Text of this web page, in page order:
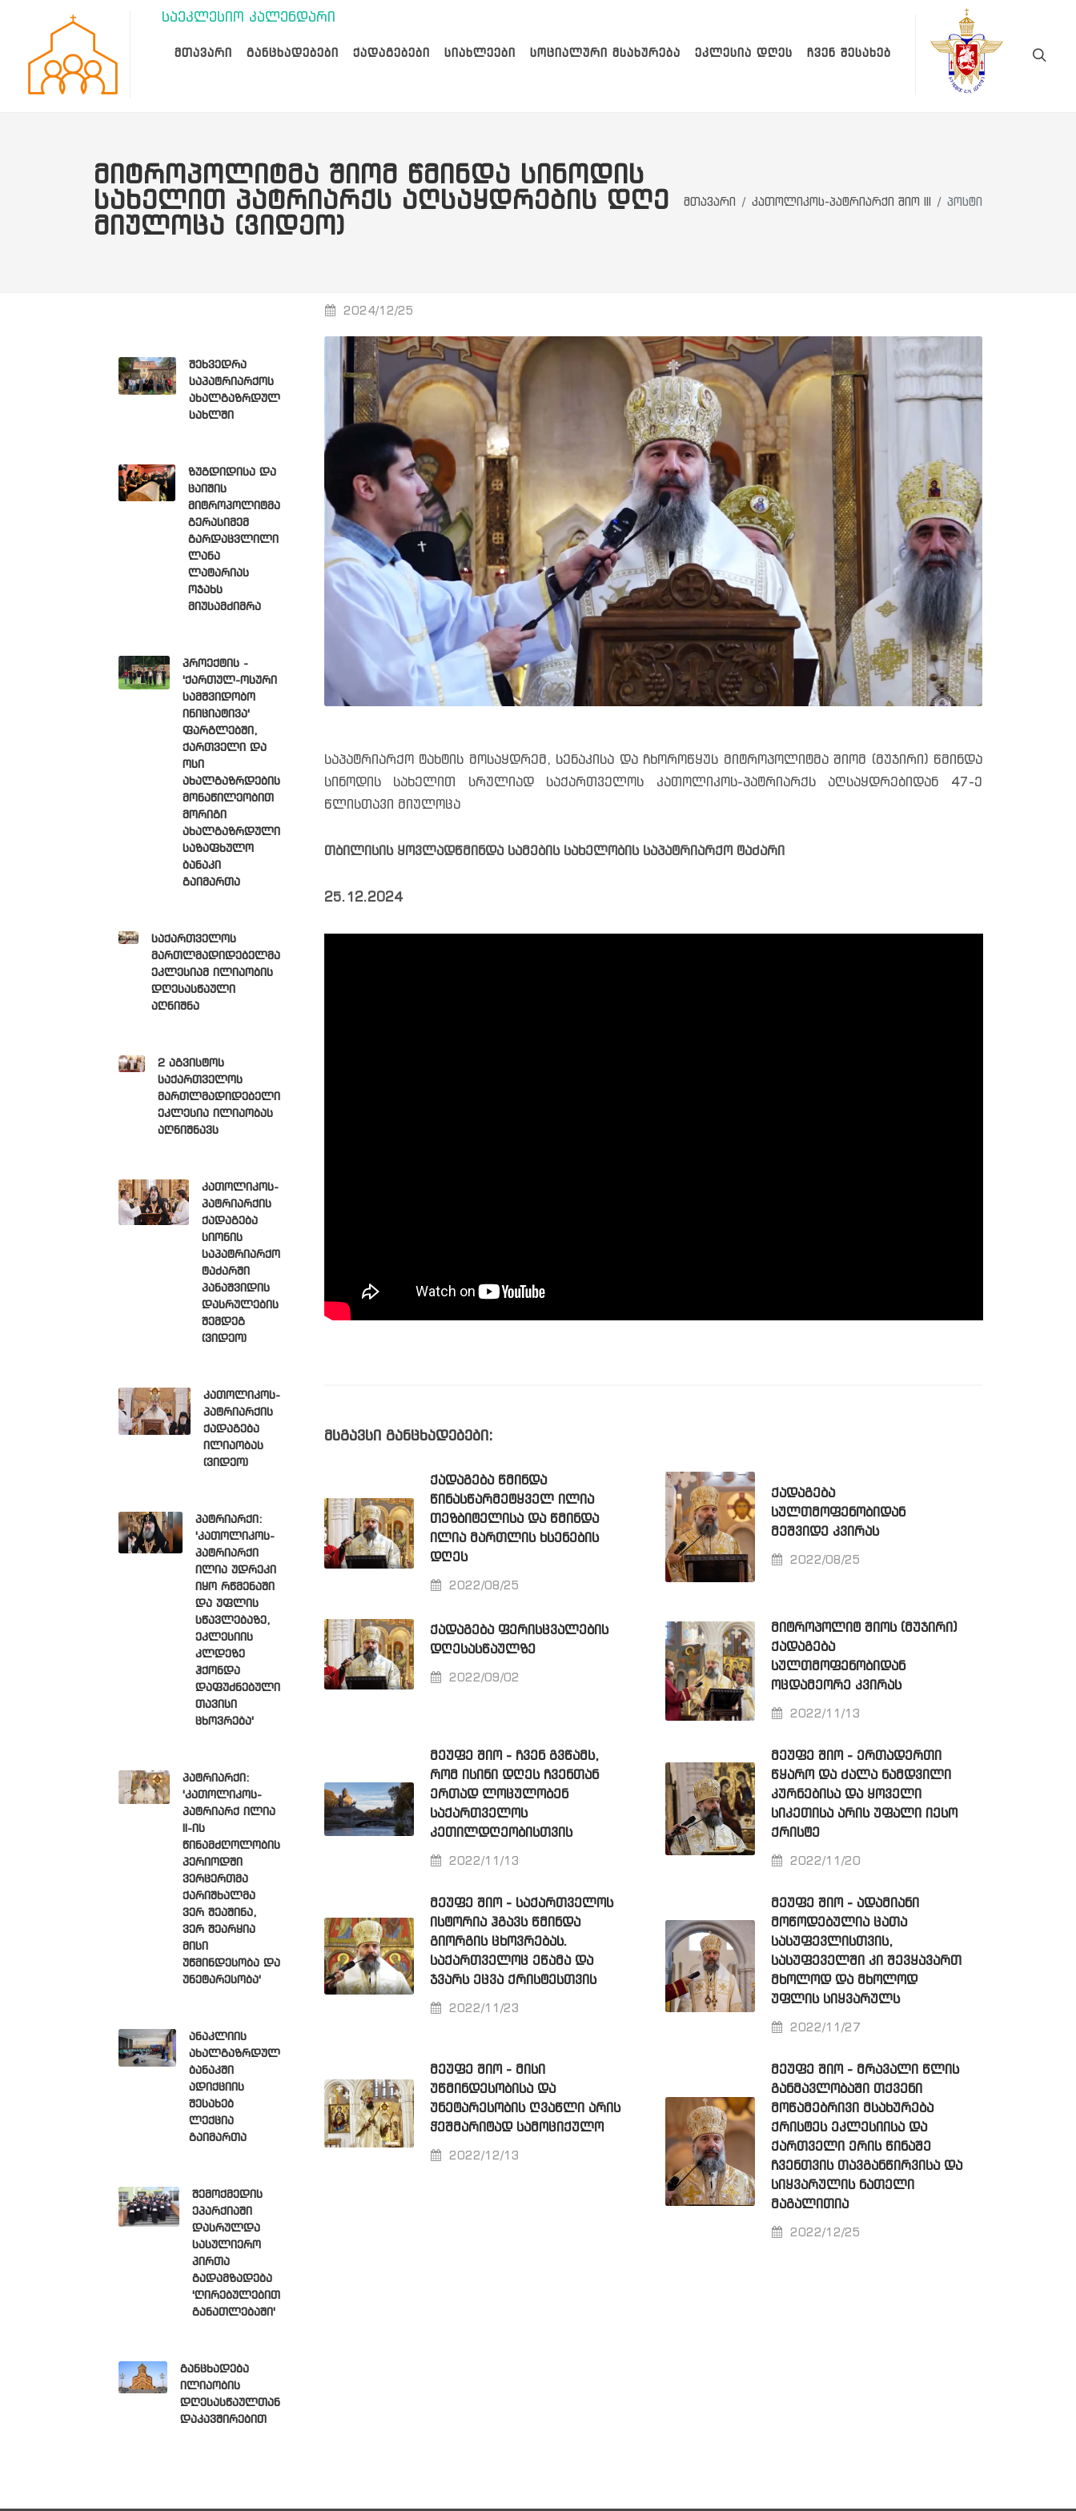
საეკლესიო კალენდარი
ᲛᲗᲐᲕᲐᲠᲘ ᲒᲐᲜᲪᲮᲐᲓᲔᲑᲔᲑᲘ ᲥᲐᲓᲐᲒᲔᲑᲔᲑᲘ ᲡᲘᲐᲮᲚᲔᲔᲑᲘ ᲡᲝᲪᲘᲐᲚᲣᲠᲘ ᲛᲡᲐᲮᲣᲠᲔᲑᲐ ᲔᲙᲚᲔᲡᲘᲐ ᲓᲦᲔᲡ ᲩᲕᲔᲜ ᲨᲔᲡᲐᲮᲔᲑ
ᲛᲘᲢᲠᲝᲞᲝᲚᲘᲢᲛᲐ ᲨᲘᲝᲛ ᲬᲛᲘᲜᲓᲐ ᲡᲘᲜᲝᲓᲘᲡ
ᲡᲐᲮᲔᲚᲘᲗ ᲞᲐᲢᲠᲘᲐᲠᲥᲡ ᲐᲦᲡᲐᲧᲓᲠᲔᲑᲘᲡ ᲓᲦᲔ
ᲛᲘᲣᲚᲝᲪᲐ (ᲕᲘᲓᲔᲝ)
მთავარი კათოლიკოს-პატრიარქი შიო III პოსტი
2024/12/25
საპატრიარქო ტახტის მოსაყდრემ, სენაკისა და ჩხოროწყუს მიტროპოლიტმა შიომ (მუჯირი) წმინდა
სინოდის სახელით სრულიად საქართველოს კათოლიკოს-პატრიარქს აღსაყდრებიდან 47-ე
წლისთავი მიულოცა
თბილისის ყოვლადწმინდა სამების სახელობის საპატრიარქო ტაძარი
25.12.2024
მსგავსი განცხადებები:
ᲥᲐᲓᲐᲒᲔᲑᲐ ᲬᲛᲘᲜᲓᲐ
ᲬᲘᲜᲐᲡᲬᲐᲠᲛᲔᲢᲧᲕᲔᲚ ᲘᲚᲘᲐ
ᲗᲔᲖᲑᲘᲢᲔᲚᲘᲡᲐ ᲓᲐ ᲬᲛᲘᲜᲓᲐ
ᲘᲚᲘᲐ ᲛᲐᲠᲗᲚᲘᲡ ᲮᲡᲔᲜᲔᲑᲘᲡ
ᲓᲦᲔᲡ
2022/08/25
ᲥᲐᲓᲐᲒᲔᲑᲐ
ᲡᲣᲚᲗᲛᲝᲤᲔᲜᲝᲑᲘᲓᲐᲜ
ᲛᲔᲨᲕᲘᲓᲔ ᲙᲕᲘᲠᲐᲡ
2022/08/25
ᲥᲐᲓᲐᲒᲔᲑᲐ ᲤᲔᲠᲘᲡᲪᲕᲐᲚᲔᲑᲘᲡ
ᲓᲦᲔᲡᲐᲡᲬᲐᲣᲚᲖᲔ
2022/09/02
ᲛᲘᲢᲠᲝᲞᲝᲚᲘᲢ ᲨᲘᲝᲡ (ᲛᲣᲯᲘᲠᲘ)
ᲥᲐᲓᲐᲒᲔᲑᲐ
ᲡᲣᲚᲗᲛᲝᲤᲔᲜᲝᲑᲘᲓᲐᲜ
ᲝᲪᲓᲐᲛᲔᲝᲠᲔ ᲙᲕᲘᲠᲐᲡ
2022/11/13
ᲛᲔᲣᲤᲔ ᲨᲘᲝ - ᲩᲕᲔᲜ ᲒᲕᲬᲐᲛᲡ,
ᲠᲝᲛ ᲘᲡᲘᲜᲘ ᲓᲦᲔᲡ ᲩᲕᲔᲜᲗᲐᲜ
ᲔᲠᲗᲐᲓ ᲚᲝᲪᲣᲚᲝᲑᲔᲜ
ᲡᲐᲥᲐᲠᲗᲕᲔᲚᲝᲡ
ᲙᲔᲗᲘᲚᲓᲦᲔᲝᲑᲘᲡᲗᲕᲘᲡ
2022/11/13
ᲛᲔᲣᲤᲔ ᲨᲘᲝ - ᲔᲠᲗᲐᲓᲔᲠᲗᲘ
ᲬᲧᲐᲠᲝ ᲓᲐ ᲫᲐᲚᲐ ᲜᲐᲛᲓᲕᲘᲚᲘ
ᲙᲣᲠᲜᲔᲑᲘᲡᲐ ᲓᲐ ᲧᲝᲕᲔᲚᲘ
ᲡᲘᲙᲔᲗᲘᲡᲐ ᲐᲠᲘᲡ ᲣᲤᲐᲚᲘ ᲘᲔᲡᲝ
ᲥᲠᲘᲡᲢᲔ
2022/11/20
ᲛᲔᲣᲤᲔ ᲨᲘᲝ - ᲡᲐᲥᲐᲠᲗᲕᲔᲚᲝᲡ
ᲘᲡᲢᲝᲠᲘᲐ ᲰᲒᲐᲕᲡ ᲬᲛᲘᲜᲓᲐ
ᲒᲘᲝᲠᲒᲘᲡ ᲪᲮᲝᲕᲠᲔᲑᲐᲡ.
ᲡᲐᲥᲐᲠᲗᲕᲔᲚᲝᲪ ᲔᲬᲐᲛᲐ ᲓᲐ
ᲯᲕᲐᲠᲡ ᲔᲪᲕᲐ ᲥᲠᲘᲡᲢᲔᲡᲗᲕᲘᲡ
2022/11/23
ᲛᲔᲣᲤᲔ ᲨᲘᲝ - ᲐᲓᲐᲛᲘᲐᲜᲘ
ᲛᲝᲬᲝᲓᲔᲑᲣᲚᲘᲐ ᲪᲐᲗᲐ
ᲡᲐᲡᲣᲤᲔᲕᲚᲘᲡᲗᲕᲘᲡ,
ᲡᲐᲡᲣᲤᲔᲕᲔᲚᲨᲘ ᲙᲘ ᲨᲔᲕᲧᲐᲕᲐᲠᲗ
ᲛᲮᲝᲚᲝᲓ ᲓᲐ ᲛᲮᲝᲚᲝᲓ
ᲣᲤᲚᲘᲡ ᲡᲘᲧᲕᲐᲠᲣᲚᲡ
2022/11/27
ᲛᲔᲣᲤᲔ ᲨᲘᲝ - ᲛᲘᲡᲘ
ᲣᲬᲛᲘᲜᲓᲔᲡᲝᲑᲘᲡᲐ ᲓᲐ
ᲣᲜᲔᲢᲐᲠᲔᲡᲝᲑᲘᲡ ᲦᲕᲐᲬᲚᲘ ᲐᲠᲘᲡ
ᲭᲔᲨᲛᲐᲠᲘᲢᲐᲓ ᲡᲐᲛᲝᲪᲘᲥᲣᲚᲝ
2022/12/13
ᲛᲔᲣᲤᲔ ᲨᲘᲝ - ᲛᲠᲐᲕᲐᲚᲘ ᲬᲚᲘᲡ
ᲒᲐᲜᲛᲐᲕᲚᲝᲑᲐᲨᲘ ᲗᲥᲕᲔᲜᲘ
ᲛᲝᲬᲐᲛᲔᲑᲠᲘᲕᲘ ᲛᲡᲐᲮᲣᲠᲔᲑᲐ
ᲥᲠᲘᲡᲢᲔᲡ ᲔᲙᲚᲔᲡᲘᲘᲡᲐ ᲓᲐ
ᲥᲐᲠᲗᲕᲔᲚᲘ ᲔᲠᲘᲡ ᲬᲘᲜᲐᲨᲔ
ᲩᲕᲔᲜᲗᲕᲘᲡ ᲗᲐᲕᲒᲐᲜᲬᲘᲠᲕᲘᲡᲐ ᲓᲐ
ᲡᲘᲧᲕᲐᲠᲣᲚᲘᲡ ᲜᲐᲗᲔᲚᲘ
ᲛᲐᲒᲐᲚᲘᲗᲘᲐ
2022/12/25
შეხვედრა
საპატრიარქოს
ახალგაზრდულ
სახლში
ზუგდიდისა და
ცაიშის
მიტროპოლიტმა
გერასიმემ
გარდაცვლილი
ლანა
ლატარიას
ოჯახს
მიუსამძიმრა
პროექტის -
'ქართულ-ოსური
სამშვიდობო
ინიციატივა'
ფარგლებში,
ქართველი და
ოსი
ახალგაზრდების
მონაწილეობით
მორიგი
ახალგაზრდული
საზაფხულო
ბანაკი
გაიმართა
საქართველოს
მართლმადიდებელმა
ეკლესიამ ილიაობის
დღესასწაული
აღნიშნა
2 აგვისტოს
საქართველოს
მართლმადიდებელი
ეკლესია ილიაობას
აღნიშნავს
კათოლიკოს-
პატრიარქის
ქადაგება
სიონის
საპატრიარქო
ტაძარში
პანაშვიდის
დასრულების
შემდეგ
(ვიდეო)
კათოლიკოს-
პატრიარქის
ქადაგება
ილიაობას
(ვიდეო)
პატრიარქი:
'კათოლიკოს-
პატრიარქი
ილია უდრეკი
იყო რწმენაში
და უფლის
სწავლებაზე,
ეკლესიის
კლდეზე
ჰქონდა
დაფუძნებული
თავისი
ცხოვრება'
პატრიარქი:
'კათოლიკოს-
პატრიარქ ილია
II-ის
წინამძღოლობის
პერიოდში
ვერცერთმა
ქარიშხალმა
ვერ შეაშინა,
ვერ შეარყია
მისი
უწმინდესობა და
უნეტარესობა'
ანაკლიის
ახალგაზრდულ
ბანაკში
ადიქციის
შესახებ
ლექცია
გაიმართა
შემოქმედის
ეპარქიაში
დასრულდა
სასულიერო
პირთა
გადამზადება
'ღირებულებით
განათლებაში'
განცხადება
ილიაობის
დღესასწაულთან
დაკავშირებით